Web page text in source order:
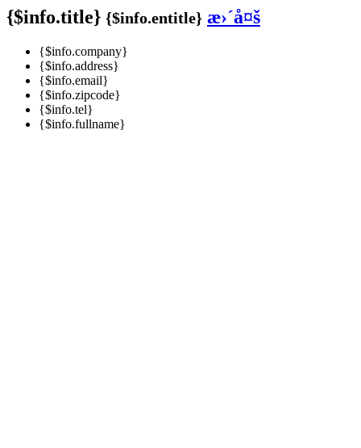
{$info.title} {$info.entitle} æ›´å¤š
{$info.company}
{$info.address}
{$info.email}
{$info.zipcode}
{$info.tel}
{$info.fullname}